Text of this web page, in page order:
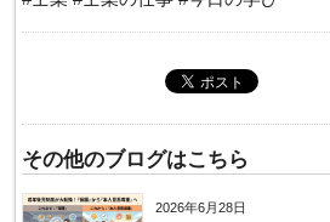
その他のブログはこちら
2026年6月28日